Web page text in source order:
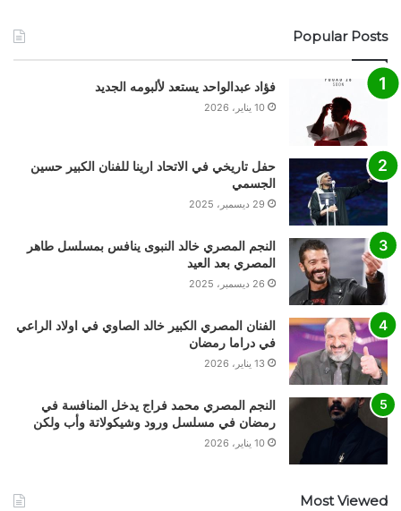
Popular Posts
فؤاد عبدالواحد يستعد لألبومه الجديد
10 يناير، 2026
حفل تاريخي في الاتحاد ارينا للفنان الكبير حسين
الجسمي
29 ديسمبر، 2025
النجم المصري خالد النبوى ينافس بمسلسل طاهر
المصري بعد العيد
26 ديسمبر، 2025
الفنان المصري الكبير خالد الصاوي في اولاد الراعي
في دراما رمضان
13 يناير، 2026
النجم المصري محمد فراج يدخل المنافسة في
رمضان في مسلسل ورود وشيكولاتة وأب ولكن
10 يناير، 2026
Most Viewed